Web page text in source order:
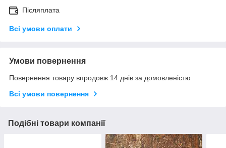
Післяплата
Всі умови оплати
Умови повернення
Повернення товару впродовж 14 днів за домовленістю
Всі умови повернення
Подібні товари компанії